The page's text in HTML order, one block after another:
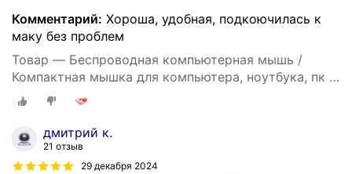
Комментарий: Хороша, удобная, подкоючилась к
маку без проблем
Товар — Беспроводная компьютерная мышь /
Компактная мышка для компьютера, ноутбука, пк и
макбука / Встроенный аккумулятор / Бесшумные
кнопки / Bluetooth / White
дмитрий к.
21 отзыв
29 декабря 2024